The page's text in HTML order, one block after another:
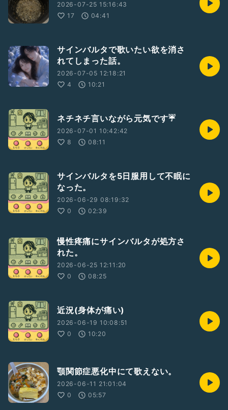
2026-07-25 15:16:43
17
04:41
サインバルタで歌いたい欲を消さ
れてしまった話。
2026-07-05 12:18:21
4
10:21
ネチネチ言いながら元気です☔️
2026-07-01 10:42:42
8
08:11
サインバルタを5日服用して不眠に
なった。
2026-06-29 08:19:32
0
02:39
慢性疼痛にサインバルタが処方さ
れた。
2026-06-25 12:11:20
0
08:25
近況(身体が痛い)
2026-06-19 10:08:51
0
10:20
顎関節症悪化中にて歌えない。
2026-06-11 21:01:04
0
05:57